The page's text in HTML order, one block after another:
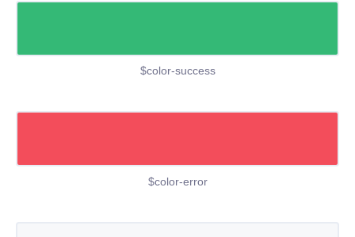
$color-success
$color-error